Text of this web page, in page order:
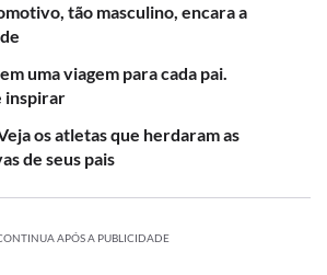
tão masculino, encara a
uma viagem para cada pai.
inspirar
os atletas que herdaram as
de seus pais
APÓS A PUBLICIDADE